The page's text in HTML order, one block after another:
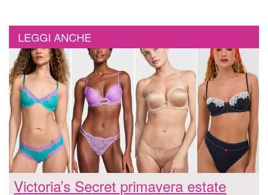
LEGGI ANCHE
Victoria’s Secret primavera estate